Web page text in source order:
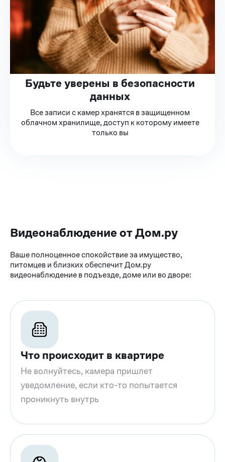
Будьте уверены в безопасности
данных
Все записи с камер хранятся в защищенном
облачном хранилище, доступ к которому имеете
только вы
Видеонаблюдение от Дом.ру
Ваше полноценное спокойствие за имущество,
питомцев и близких обеспечит Дом.ру
видеонаблюдение в подъезде, доме или во дворе:
Что происходит в квартире
Не волнуйтесь, камера пришлет
уведомление, если кто-то попытается
проникнуть внутрь